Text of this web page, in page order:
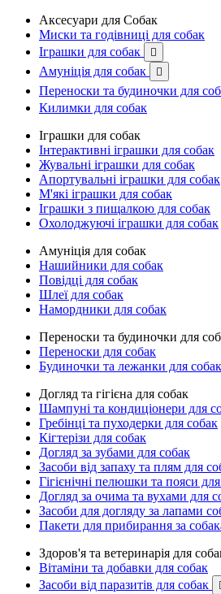
Аксесуари для Собак
Миски та годівниці для собак
Іграшки для собак

Амуніція для собак 
Переноски та будиночки для
Килимки для собак
Іграшки для собак
Інтерактивні іграшки для собак
Жувальні іграшки для собак
Апортувальні іграшки для собак
М'які іграшки для собак
Іграшки з пищалкою для собак
Охолоджуючі іграшки для собак
Амуніція для собак
Нашийники для собак
Повідці для собак
Шлеї для собак
Намордники для собак
Переноски та будиночки для
Переноски для собак
Будиночки та лежанки для собак
Догляд та гігієна для собак
Шампуні та кондиціонери для
Гребінці та пуходерки для собак
Кігтерізи для собак
Догляд за зубами для собак
Засоби від запаху та плям для
Гігієнічні пелюшки та пояси
Догляд за очима та вухами для
Засоби для догляду за лапами
Пакети для прибирання за
Здоров'я та ветеринарія для
Вітаміни та добавки для собак
Засоби від паразитів для собак